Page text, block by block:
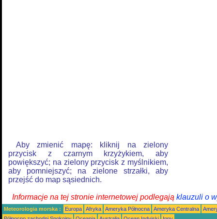
Aby zmienić mapę: kliknij na zielony
przycisk z czarnym krzyżykiem, aby
powiększyć; na zielony przycisk z myślnikiem,
aby pomniejszyć; na zielone strzałki, aby
przejść do map sąsiednich.
Informacje na tej stronie internetowej podlegają klauzuli o
Meteorologia morska : Europa Afryka Ameryka Północna Ameryka Centralna